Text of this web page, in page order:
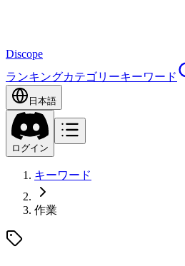
Discope
ランキングカテゴリーキーワード
日本語
ログイン
キーワード
作業